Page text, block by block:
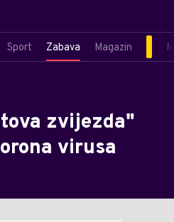
Sport Zabava Magazin
zvijezda"
virusa